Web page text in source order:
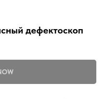
дефектоскоп